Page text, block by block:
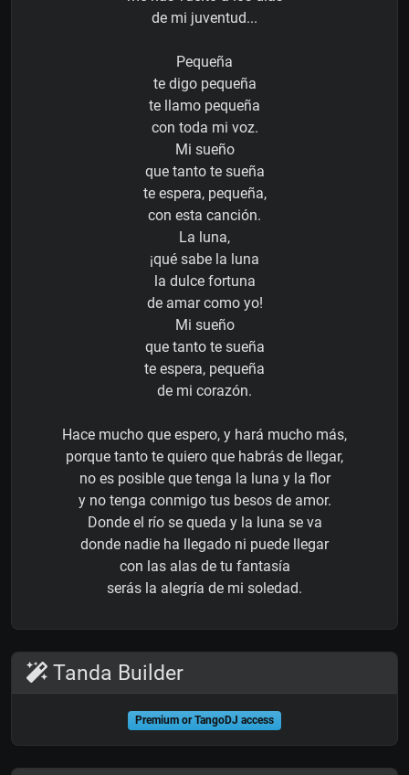
de mi juventud...
Pequeña
te digo pequeña
te llamo pequeña
con toda mi voz.
Mi sueño
que tanto te sueña
te espera, pequeña,
con esta canción.
La luna,
¡qué sabe la luna
la dulce fortuna
de amar como yo!
Mi sueño
que tanto te sueña
te espera, pequeña
de mi corazón.
Hace mucho que espero, y hará mucho más,
porque tanto te quiero que habrás de llegar,
no es posible que tenga la luna y la flor
y no tenga conmigo tus besos de amor.
Donde el río se queda y la luna se va
donde nadie ha llegado ni puede llegar
con las alas de tu fantasía
serás la alegría de mi soledad.
Tanda Builder
Premium or TangoDJ access